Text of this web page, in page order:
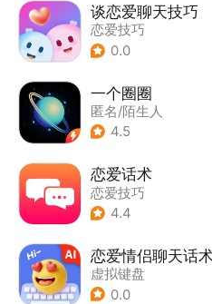
谈恋爱聊天技巧
恋爱技巧
0.0
一个圈圈
匿名/陌生人
4.5
恋爱话术
恋爱技巧
4.4
虚拟键盘
0.0